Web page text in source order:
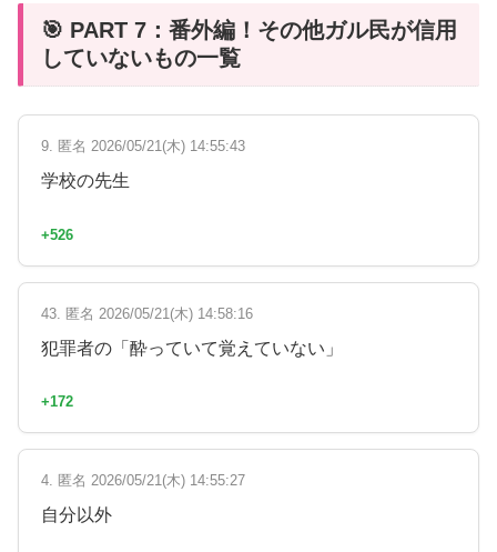
🎯 PART 7：番外編！その他ガル民が信用
していないもの一覧
9. 匿名 2026/05/21(木) 14:55:43
学校の先生
+526
43. 匿名 2026/05/21(木) 14:58:16
犯罪者の「酔っていて覚えていない」
+172
4. 匿名 2026/05/21(木) 14:55:27
自分以外